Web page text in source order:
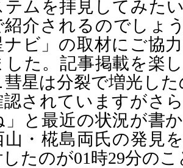
テムを拝見してみた
紹介されるのでし
ナビ」の取材にご協
した。記事掲載を楽
彗星は分裂で増光し
認されていますがさ
」と最近の状況が書
山・椛島両氏の発見
たのが01時29分の